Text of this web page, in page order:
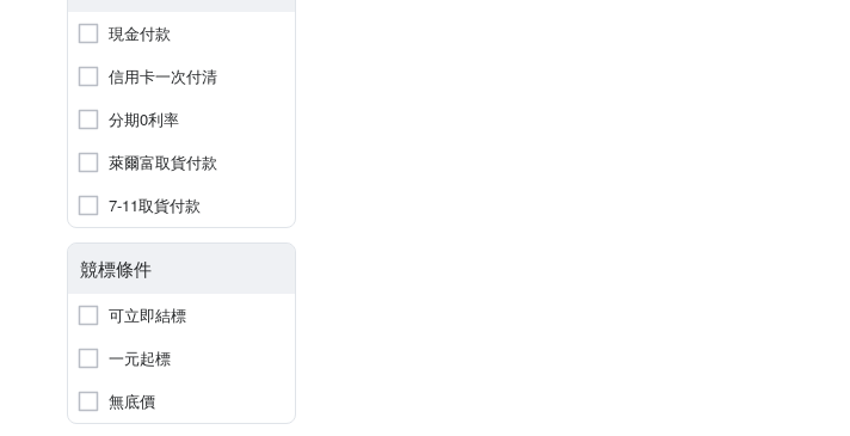
現金付款
信用卡一次付清
分期0利率
萊爾富取貨付款
7-11取貨付款
競標條件
可立即結標
一元起標
無底價